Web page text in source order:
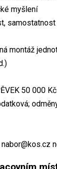
myšlení
samostatnost
montáž
50 000